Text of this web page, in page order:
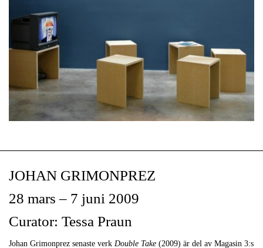
JOHAN GRIMONPREZ
28 mars – 7 juni 2009
Curator: Tessa Praun
Johan Grimonprez senaste verk Double Take (2009) är del av Magasin 3:s